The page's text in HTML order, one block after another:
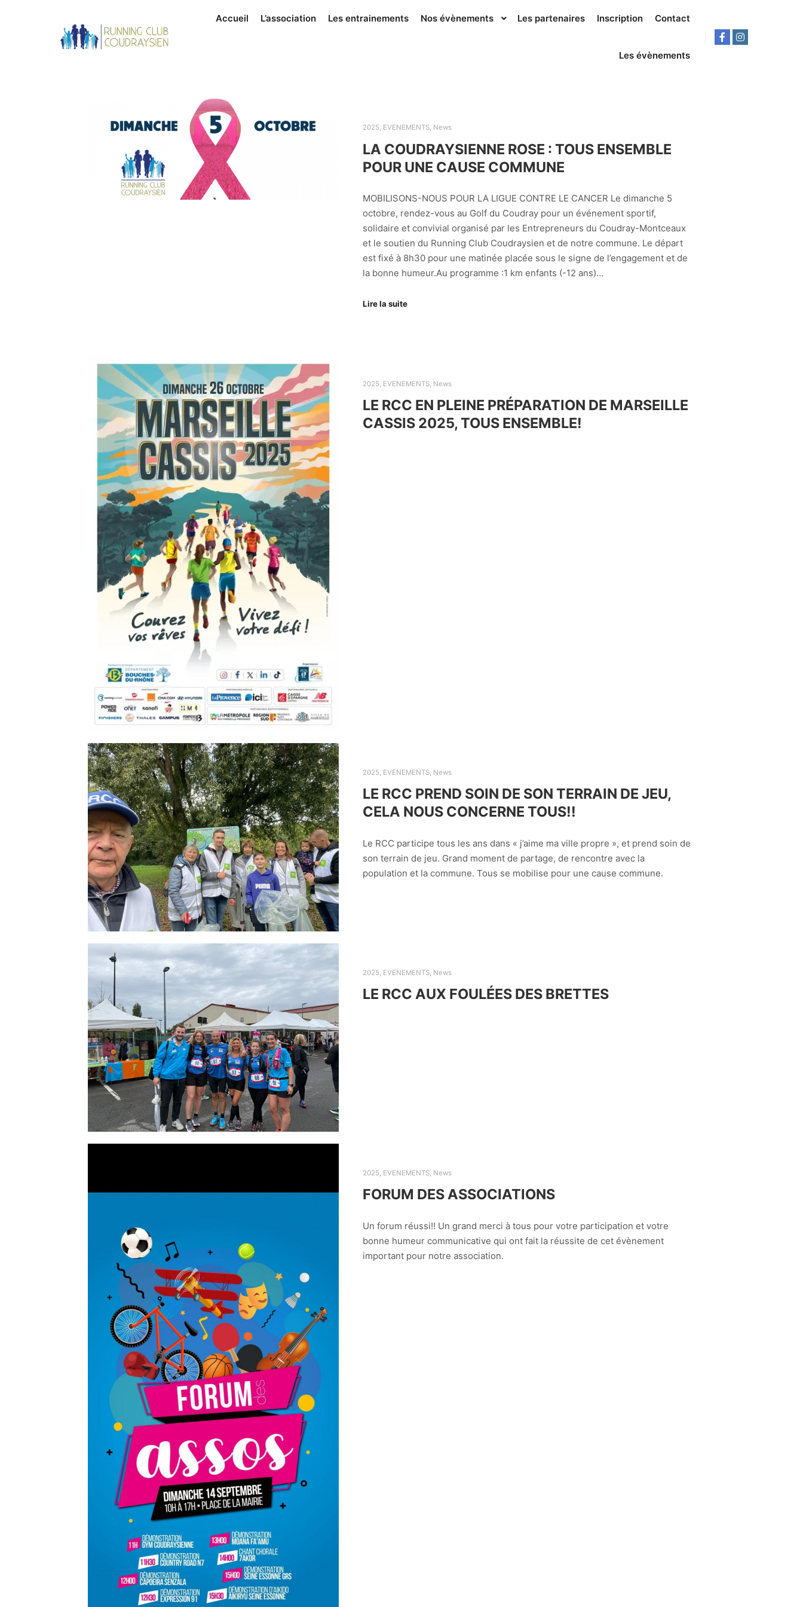
Accueil L’association Les entrainements Nos évènements Les partenaires Inscription Contact
Les évènements
2025, EVENEMENTS, News
LA COUDRAYSIENNE ROSE : TOUS ENSEMBLE
POUR UNE CAUSE COMMUNE
MOBILISONS-NOUS POUR LA LIGUE CONTRE LE CANCER Le dimanche 5
octobre, rendez-vous au Golf du Coudray pour un événement sportif,
solidaire et convivial organisé par les Entrepreneurs du Coudray-Montceaux
et le soutien du Running Club Coudraysien et de notre commune. Le départ
est fixé à 8h30 pour une matinée placée sous le signe de l’engagement et de
la bonne humeur.Au programme :1 km enfants (-12 ans)…
Lire la suite
2025 EVENEMENTS News
LE RCC EN PLEINE PRÉPARATION DE MARSEILLE
CASSIS 2025, TOUS ENSEMBLE!
2025 EVENEMENTS News
LE RCC PREND SOIN DE SON TERRAIN DE JEU,
CELA NOUS CONCERNE TOUS!!
Le RCC participe tous les ans dans « j’aime ma ville propre », et prend soin de
son terrain de jeu. Grand moment de partage, de rencontre avec la
population et la commune. Tous se mobilise pour une cause commune.
2025 EVENEMENTS News
LE RCC AUX FOULÉES DES BRETTES
2025 EVENEMENTS News
FORUM DES ASSOCIATIONS
Un forum réussi!! Un grand merci à tous pour votre participation et votre
bonne humeur communicative qui ont fait la réussite de cet évènement
important pour notre association.